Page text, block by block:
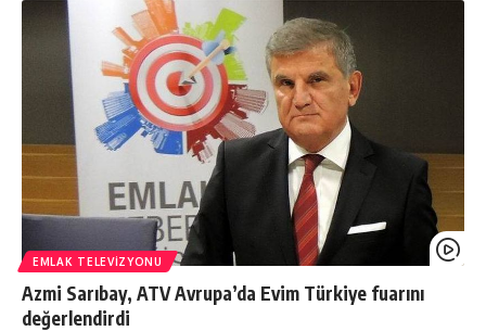
EMLAK TELEVIZYONU
Azmi Sarıbay, ATV Avrupa’da Evim Türkiye fuarını
değerlendirdi